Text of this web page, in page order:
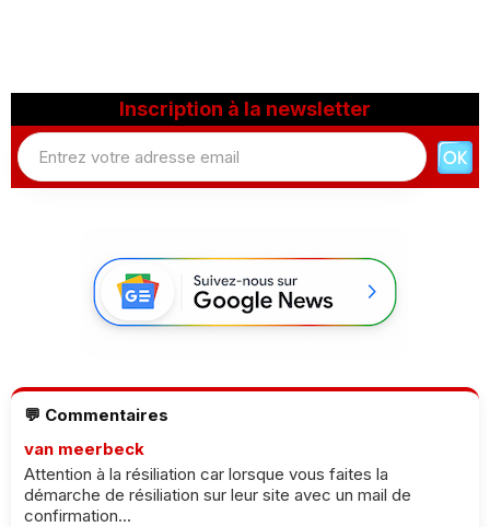
Inscription à la newsletter
💬 Commentaires
van meerbeck
Attention à la résiliation car lorsque vous faites la
démarche de résiliation sur leur site avec un mail de
confirmation...